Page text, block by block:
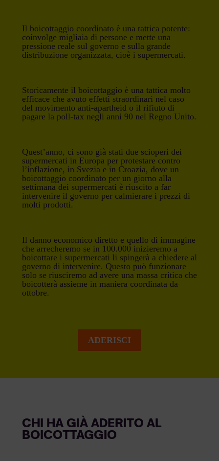
Il boicottaggio coordinato è una tattica potente:
coinvolge migliaia di persone e mette una
pressione reale sul governo e sulla grande
distribuzione organizzata, cioè i supermercati.
Storicamente il boicottaggio è una tattica molto
efficace che avuto effetti straordinari nel caso
del movimento anti-apartheid o il rifiuto di
pagare la poll-tax negli anni 90 nel Regno Unito.
Quest’anno, ci sono già stati due scioperi dei
supermercati in Europa per protestare contro
l’inflazione, in Svezia e in Croazia, dove un
boicottaggio coordinato per un giorno alla
settimana dei supermercati è riuscito a far
intervenire il governo per calmierare i prezzi di
molti prodotti.
Il danno economico diretto e quello di immagine
che arrecheremo se in 100.000 inizieremo a
boicottare i supermercati li spingerà a chiedere al
governo di intervenire. Questo può funzionare
solo se riusciremo ad avere una massa critica che
boicotterà assieme in maniera coordinata da
ottobre.
ADERISCI
CHI HA GIÀ ADERITO AL
BOICOTTAGGIO